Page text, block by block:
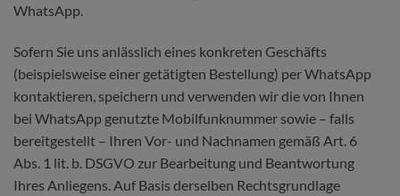
WhatsApp.
Sofern Sie uns anlässlich eines konkreten Geschäfts
(beispielsweise einer getätigten Bestellung) per WhatsApp
kontaktieren, speichern und verwenden wir die von Ihnen
bei WhatsApp genutzte Mobilfunknummer sowie – falls
bereitgestellt – Ihren Vor- und Nachnamen gemäß Art. 6
Abs. 1 lit. b. DSGVO zur Bearbeitung und Beantwortung
Ihres Anliegens. Auf Basis derselben Rechtsgrundlage